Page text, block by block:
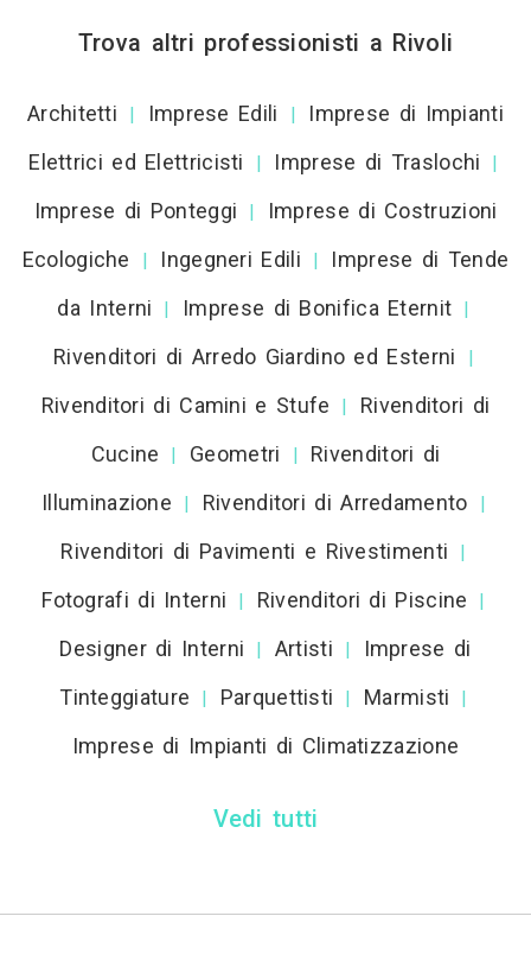
Trova altri professionisti a Rivoli
Architetti | Imprese Edili |
Imprese di Impianti
Elettrici ed Elettricisti
| Imprese di Traslochi |
Imprese di Ponteggi |
Imprese di Costruzioni
Ecologiche
| Ingegneri Edili |
Imprese di Tende
da Interni
| Imprese di Bonifica Eternit |
Rivenditori di Arredo Giardino ed Esterni |
Rivenditori di Camini e Stufe |
Rivenditori di
Cucine
| Geometri |
Rivenditori di
Illuminazione
| Rivenditori di Arredamento |
Rivenditori di Pavimenti e Rivestimenti |
Fotografi di Interni | Rivenditori di Piscine |
Designer di Interni | Artisti |
Imprese di
Tinteggiature
| Parquettisti | Marmisti |
Imprese di Impianti di Climatizzazione
Vedi tutti